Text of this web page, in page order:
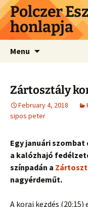
Skip
to
content
Polczer
honlapja
Menu
Zártosztály
February 4, 2018
sipos peter
Egy januári
a kalózhajó
színpadán a
nagyérdeműt.
A korai kezdés